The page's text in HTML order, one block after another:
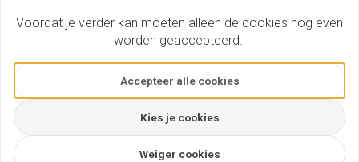
Gerelateerde producten
Voordat je verder kan moeten alleen de cookies nog even
worden geaccepteerd.
Accepteer alle cookies
Kies je cookies
Weiger cookies